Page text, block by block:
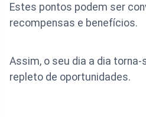
Estes pontos podem ser
recompensas e benefícios.
Assim, o seu dia a dia
repleto de oportunidades.